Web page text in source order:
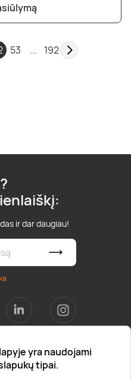
yra naudojami
tipai.
53 ... 192
ir dar daugiau!